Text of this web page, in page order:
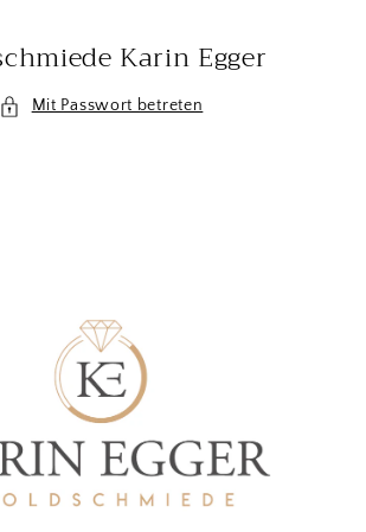
Karin Egger
Mit Passwort betreten